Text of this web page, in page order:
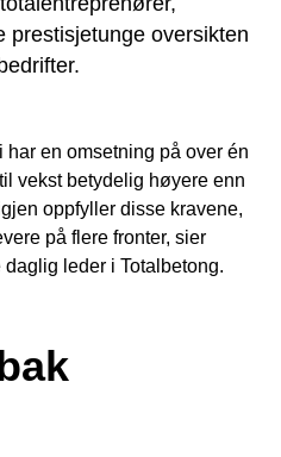
prestisjetunge oversikten
en omsetning på over én
vekst betydelig høyere enn
oppfyller disse kravene,
på flere fronter, sier
leder i Totalbetong.